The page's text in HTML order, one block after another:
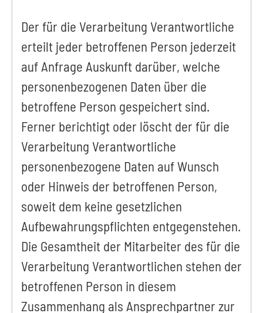
Der für die Verarbeitung Verantwortliche
erteilt jeder betroffenen Person jederzeit
auf Anfrage Auskunft darüber, welche
personenbezogenen Daten über die
betroffene Person gespeichert sind.
Ferner berichtigt oder löscht der für die
Verarbeitung Verantwortliche
personenbezogene Daten auf Wunsch
oder Hinweis der betroffenen Person,
soweit dem keine gesetzlichen
Aufbewahrungspflichten entgegenstehen.
Die Gesamtheit der Mitarbeiter des für die
Verarbeitung Verantwortlichen stehen der
betroffenen Person in diesem
Zusammenhang als Ansprechpartner zur